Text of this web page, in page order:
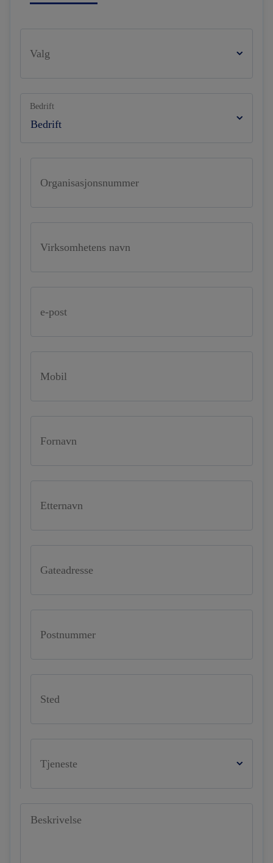
Valg
Bedrift
Organisasjonsnummer
Virksomhetens navn
e-post
Mobil
Fornavn
Etternavn
Gateadresse
Postnummer
Sted
Tjeneste
Beskrivelse